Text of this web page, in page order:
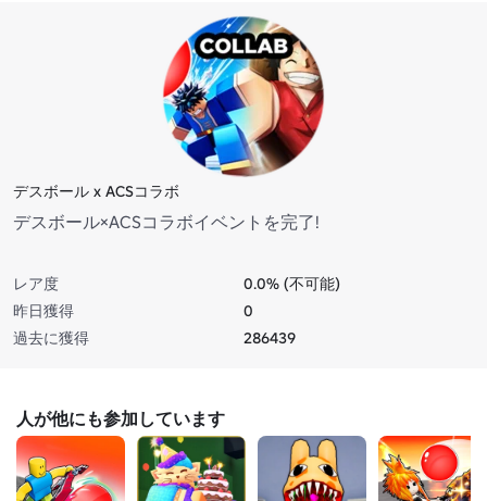
デスボール x ACSコラボ
デスボール×ACSコラボイベントを完了!
レア度
0.0% (不可能)
昨日獲得
0
過去に獲得
286439
人が他にも参加しています